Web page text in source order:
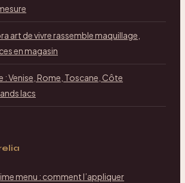
art de vivre rassemble maquillage,
en magasin
: Venise, Rome, Toscane, Côte
lacs
menu : comment l’appliquer